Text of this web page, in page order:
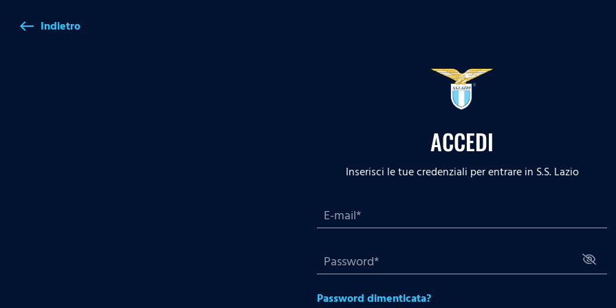
west Indietro
ACCEDI
Inserisci le tue credenziali per entrare in S.S. Lazio
Password dimenticata?